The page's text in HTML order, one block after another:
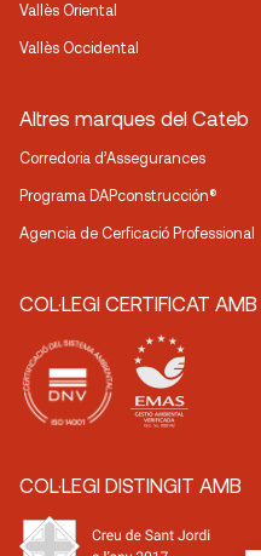
Vallès Oriental
Vallès Occidental
Altres marques del Cateb
Corredoria d’Assegurances
Programa DAPconstrucción®
Agencia de Cerficació Professional
COL·LEGI CERTIFICAT AMB
COL·LEGI DISTINGIT AMB